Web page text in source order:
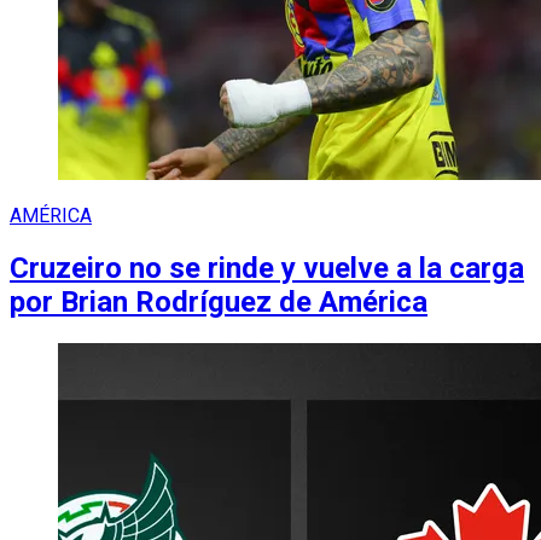
AMÉRICA
Cruzeiro no se rinde y vuelve a la carga
por Brian Rodríguez de América